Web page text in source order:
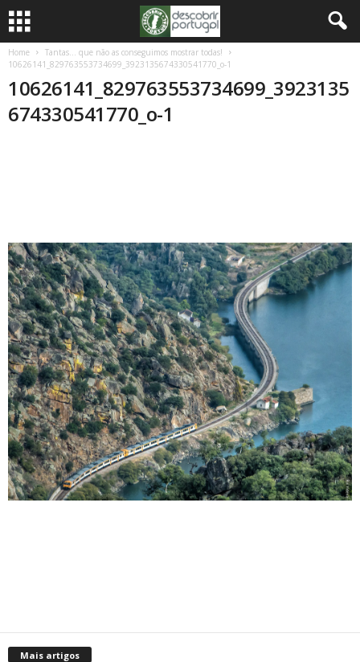
Home
Tantas… que não as conseguimos mostrar todas!
10626141_829763553734699_3923135674330541770_o-1
10626141_829763553734699_3923135
674330541770_o-1
Mais artigos